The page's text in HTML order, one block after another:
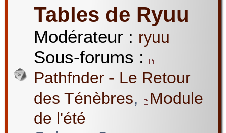
Tables de Ryuu
Modérateur : ryuu
Sous-forums :
Pathfnder - Le Retour
des Ténèbres,
Module
de l'été